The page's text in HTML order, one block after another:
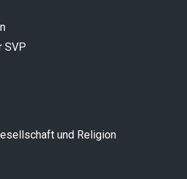
SVP
und Religion